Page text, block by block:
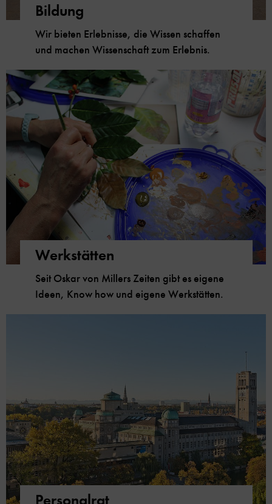
Bildung
Wir bieten Erlebnisse, die Wissen schaffen
und machen Wissenschaft zum Erlebnis.
Werkstätten
Seit Oskar von Millers Zeiten gibt es eigene
Ideen, Know how und eigene Werkstätten.
Personalrat